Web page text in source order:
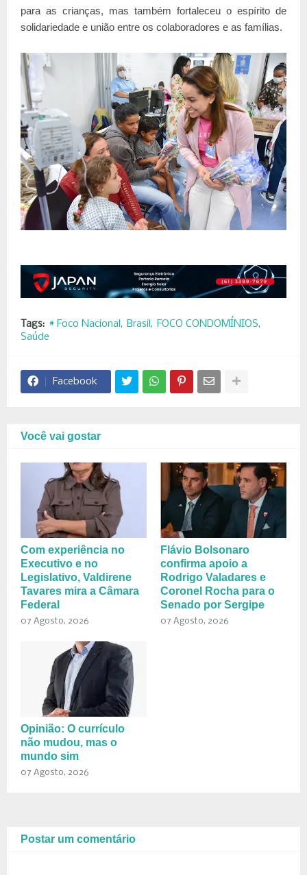
para as crianças, mas também fortaleceu o espírito de
solidariedade e união entre os colaboradores e as famílias.
Tags: # Foco Nacional Brasil
FOCO CONDOMÍNIOS
Saúde
Facebook
Você vai gostar
Com experiência no
Executivo e no
Legislativo, Valdirene
Tavares mira a Câmara
Federal
07 Agosto, 2026
Flávio Bolsonaro
confirma apoio a
Rodrigo Valadares e
Coronel Rocha para o
Senado por Sergipe
07 Agosto, 2026
Opinião: O currículo
não mudou, mas o
mundo sim
07 Agosto, 2026
Postar um comentário